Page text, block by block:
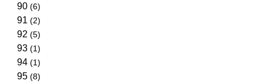
90(6)
91(2)
92(5)
93(1)
94(1)
95(8)